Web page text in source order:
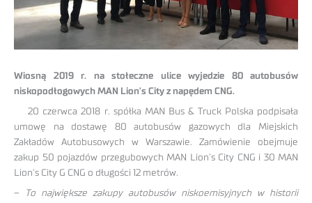
Wiosną 2019 r. na stołeczne ulice wyjedzie 80 autobusów
niskopodłogowych MAN Lion’s City z napędem CNG.
20 czerwca 2018 r. spółka MAN Bus & Truck Polska podpisała
umowę na dostawę 80 autobusów gazowych dla Miejskich
Zakładów Autobusowych w Warszawie. Zamówienie obejmuje
zakup 50 pojazdów przegubowych MAN Lion’s City CNG i 30 MAN
Lion’s City G CNG o długości 12 metrów.
–
To największe zakupy autobusów niskoemisyjnych w historii